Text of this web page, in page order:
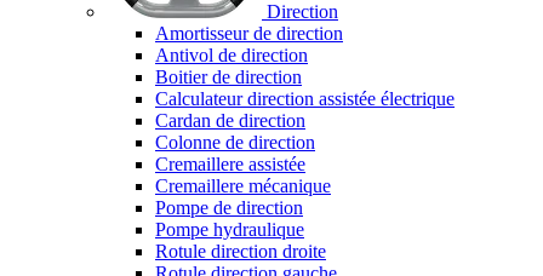
Direction
Amortisseur de direction
Antivol de direction
Boitier de direction
Calculateur direction assistée électrique
Cardan de direction
Colonne de direction
Cremaillere assistée
Cremaillere mécanique
Pompe de direction
Pompe hydraulique
Rotule direction droite